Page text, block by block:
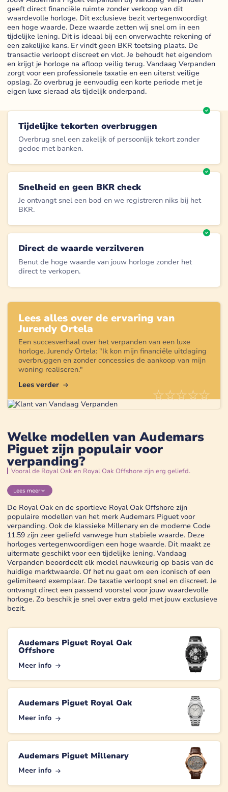
geeft direct financiële ruimte zonder verkoop van dit
waardevolle horloge. Dit exclusieve bezit vertegenwoordigt
een hoge waarde. Deze waarde zetten wij snel om in een
tijdelijke lening. Dit is ideaal bij een onverwachte rekening of
een zakelijke kans. Er vindt geen BKR toetsing plaats. De
transactie verloopt discreet en vlot. Je behoudt het eigendom
en krijgt je horloge na afloop veilig terug. Vandaag Verpanden
zorgt voor een professionele taxatie en een uiterst veilige
opslag. Zo overbrug je eenvoudig een korte periode met je
eigen luxe sieraad als tijdelijk onderpand.
Tijdelijke tekorten overbruggen
Overbrug snel een zakelijk of persoonlijk tekort zonder
gedoe met banken.
Snelheid en geen BKR check
Je ontvangt snel een bod en we registreren niks bij het
BKR.
Direct de waarde verzilveren
Benut de hoge waarde van jouw horloge zonder het
direct te verkopen.
Lees alles over de ervaring van
Jurendy Ortela
Een succesverhaal over het verpanden van een luxe
horloge. Jurendy Ortela: "Ik kon mijn financiële uitdaging
overbruggen en zonder concessies de aankoop van mijn
woning realiseren."
Lees verder
Welke modellen van Audemars
Piguet zijn populair voor
verpanding?
Vooral de Royal Oak en Royal Oak Offshore zijn erg geliefd.
Lees meer
De Royal Oak en de sportieve Royal Oak Offshore zijn
populaire modellen van het merk Audemars Piguet voor
verpanding. Ook de klassieke Millenary en de moderne Code
11.59 zijn zeer geliefd vanwege hun stabiele waarde. Deze
horloges vertegenwoordigen een hoge waarde. Dit maakt ze
uitermate geschikt voor een tijdelijke lening. Vandaag
Verpanden beoordeelt elk model nauwkeurig op basis van de
huidige marktwaarde. Of het nu gaat om een iconisch of een
gelimiteerd exemplaar. De taxatie verloopt snel en discreet. Je
ontvangt direct een passend voorstel voor jouw waardevolle
horloge. Zo beschik je snel over extra geld met jouw exclusieve
bezit.
Audemars Piguet Royal Oak
Offshore
Meer info
Audemars Piguet Royal Oak
Meer info
Audemars Piguet Millenary
Meer info